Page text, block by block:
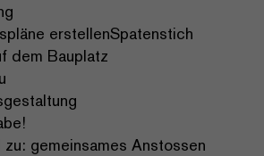
erstellenSpatenstich
dem Bauplatz
zu: gemeinsames Anstossen